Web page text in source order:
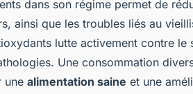
dans son régime permet de
ainsi que les troubles liés au
lutte activement contre
Une consommation
une alimentation saine et une